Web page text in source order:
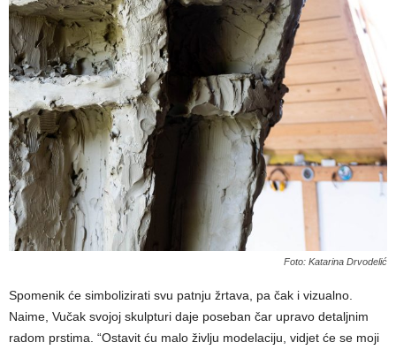
Foto: Katarina Drvodelić
Spomenik će simbolizirati svu patnju žrtava, pa čak i vizualno.
Naime, Vučak svojoj skulpturi daje poseban čar upravo detaljnim
radom prstima. “Ostavit ću malo življu modelaciju, vidjet će se moji